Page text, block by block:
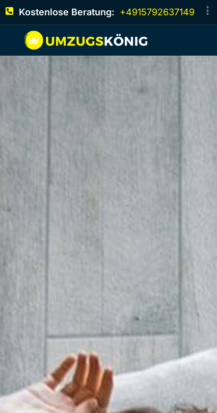
Kostenlose Beratung: +4915792637149